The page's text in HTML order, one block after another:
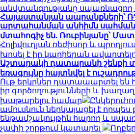
անվտանգությանը
Հայաստանյան ապրանքների՝
արտահանման անհիմն
մտահոգիչ են. Ռուբինյանը՝
Հոլիվուդյան ռեժիսոր և
խոսել է իր կարիերան
Աշտարակի դատարանի շենքի
եռագույնը հայտնվել է
Ութ երկրներ դատապարտել են
իր գործողությունների և
խաթարելու համար
ամուսնուն ներկայացել է
ենթամշակույթին հարող և
չափի շորթում կատարել